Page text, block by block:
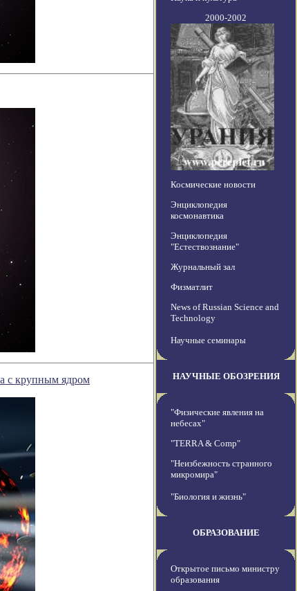
с крупным ядром
2000-2002
Космические новости
Энциклопедия
космонавтика
Энциклопедия
"Естествознание"
Журнальный зал
Физматлит
News of Russian Science and
Technology
Научные семинары
НАУЧНЫЕ ОБОЗРЕНИЯ
"Физические явления на
небесах"
"TERRA & Comp"
"Неизбежность странного
микромира"
"Биология и жизнь"
ОБРАЗОВАНИЕ
Открытое письмо министру
образования